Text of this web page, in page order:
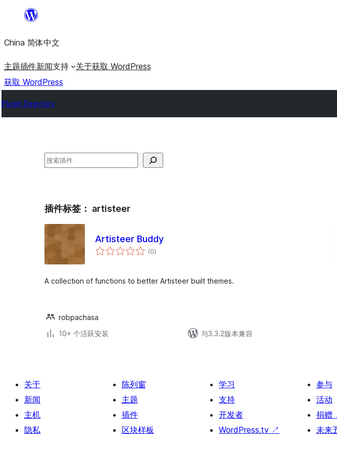
内
容
China 简体中文
主题插件新闻支持 关于获取 WordPress
获取 WordPress
Plugin Directory
搜
插件标签： artisteer
Artisteer Buddy
(0总
评)
A collection of functions to better Artisteer built themes.
robpachasa
10+ 个活跃安装
与3.3.2版本兼容
关于
新闻
主机
隐私
陈列窗
主题
插件
区块样板
学习
支持
开发者
WordPress.tv ↗
参与
活动
捐赠
未来